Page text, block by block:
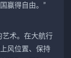
赢得自由。”
艺术。在大航行
风位置、保持